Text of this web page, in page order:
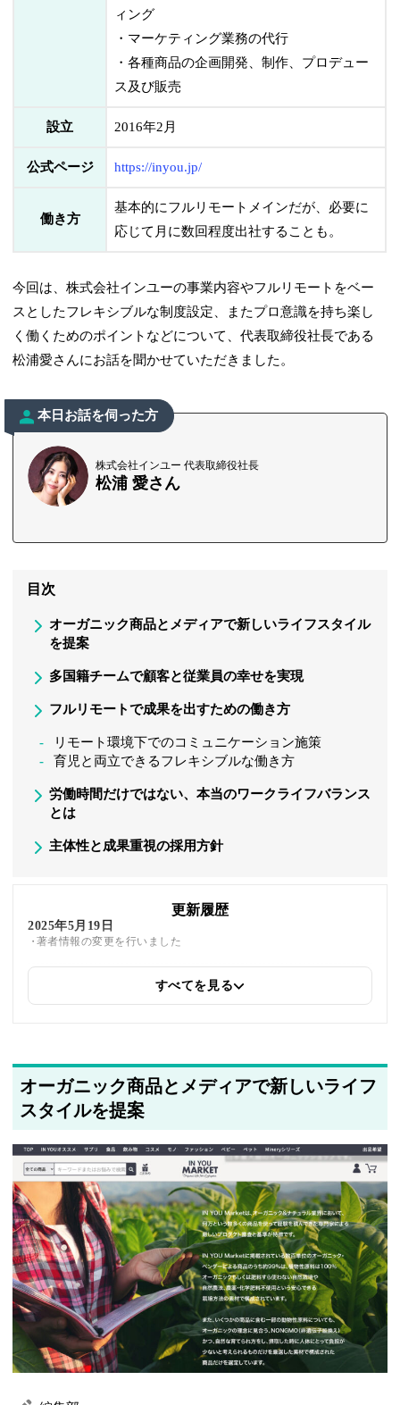
ィング
・マーケティング業務の代行
・各種商品の企画開発、制作、プロデュー
ス及び販売
設立 2016年2月
公式ページ https://inyou.jp/
働き方
基本的にフルリモートメインだが、必要に
応じて月に数回程度出社することも。
今回は、株式会社インユーの事業内容やフルリモートをベー
スとしたフレキシブルな制度設定、またプロ意識を持ち楽し
く働くためのポイントなどについて、代表取締役社長である
松浦愛さんにお話を聞かせていただきました。
本日お話を伺った方
株式会社インユー 代表取締役社長
松浦 愛さん
目次
オーガニック商品とメディアで新しいライフスタイル
を提案
多国籍チームで顧客と従業員の幸せを実現
フルリモートで成果を出すための働き方
リモート環境下でのコミュニケーション施策
育児と両立できるフレキシブルな働き方
労働時間だけではない、本当のワークライフバランス
とは
主体性と成果重視の採用方針
更新履歴
2025年5月19日
著者情報の変更を行いました
すべてを見る
オーガニック商品とメディアで新しいライフ
スタイルを提案